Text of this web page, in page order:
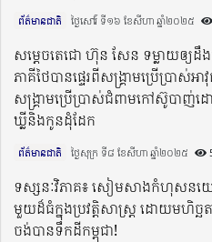
ព័ត៌មានជាតិ ថ្ងៃសៅរ៍ ទី១៦ ខែសីហា ឆ្នាំ២០២៥​
សម្ដេចតេជោ ហ៊ុន សែន ទម្លាយឲ្យដឹង
ភាគីថៃបានផ្ទេរពីសង្គ្រាមប្រើប្រាស់អ
សង្រ្គាមប្រើប្រាស់ជំពាមកៅស៊ូបាញ់ដ
ឃ្លីនិងកូនដុំដែក
ព័ត៌មានជាតិ ថ្ងៃសុក្រ ទី៨ ខែសីហា ឆ្នាំ២០២៥​
ទស្សនៈវិភាគ៖ សៀមសាងកំហុសន
មួយដ៏ធំក្នុងប្រវត្តិសាស្ត្រ ដោយមហិច្ឆត
ចង់បានទឹកដីកម្ពុជា!